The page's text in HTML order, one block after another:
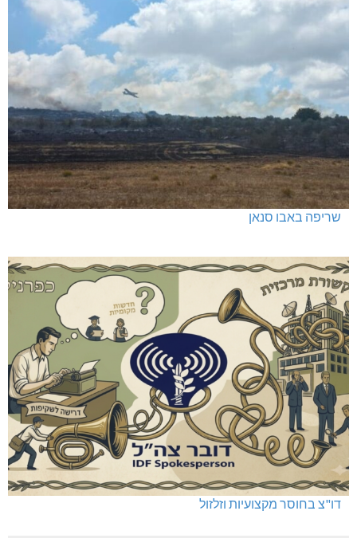
שריפה באבו סנאן
דו"צ בחוסר מקצועיות וזלזול